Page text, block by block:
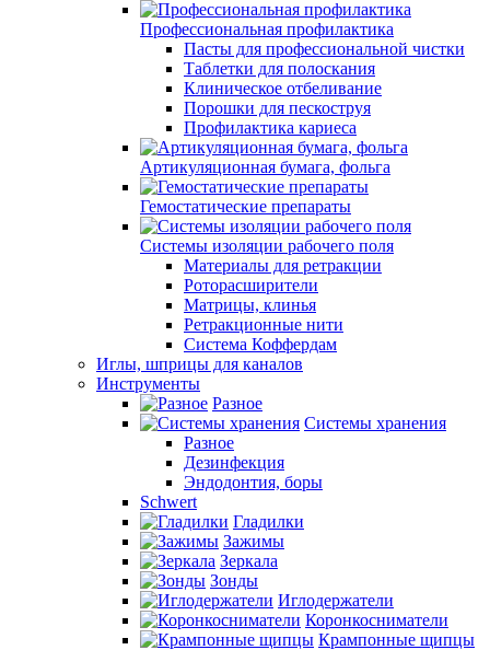
Профессиональная профилактика
Пасты для профессиональной чистки
Таблетки для полоскания
Клиническое отбеливание
Порошки для пескоструя
Профилактика кариеса
Артикуляционная бумага, фольга
Гемостатические препараты
Системы изоляции рабочего поля
Материалы для ретракции
Роторасширители
Матрицы, клинья
Ретракционные нити
Система Коффердам
Иглы, шприцы для каналов
Инструменты
Разное
Системы хранения
Разное
Дезинфекция
Эндодонтия, боры
Schwert
Гладилки
Зажимы
Зеркала
Зонды
Иглодержатели
Коронкосниматели
Крампонные щипцы